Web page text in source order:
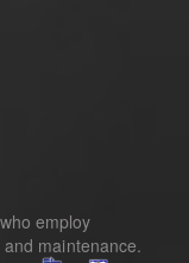
employ
maintenance.